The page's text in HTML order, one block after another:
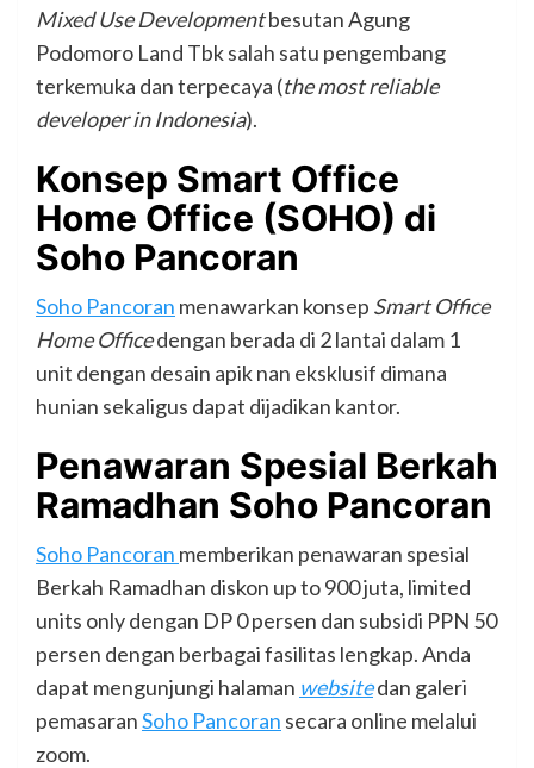
Mixed Use Developmentbesutan Agung
Podomoro Land Tbk salah satu pengembang
terkemuka dan terpecaya (the most reliable
developer in Indonesia).
Konsep Smart Office
Home Office (SOHO) di
Soho Pancoran
Soho Pancoran menawarkan konsep Smart Office
Home Officedengan berada di 2 lantai dalam 1
unit dengan desain apik nan eksklusif dimana
hunian sekaligus dapat dijadikan kantor.
Penawaran Spesial Berkah
Ramadhan Soho Pancoran
Soho Pancoran memberikan penawaran spesial
Berkah Ramadhan diskon up to 900 juta, limited
units only dengan DP 0 persen dan subsidi PPN 50
persen dengan berbagai fasilitas lengkap. Anda
dapat mengunjungi halaman websitedan galeri
pemasaranSoho Pancoran secara online melalui
zoom.